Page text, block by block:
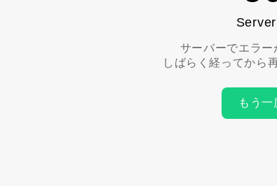
サーバーでエラー
しばらく経ってから
もう一